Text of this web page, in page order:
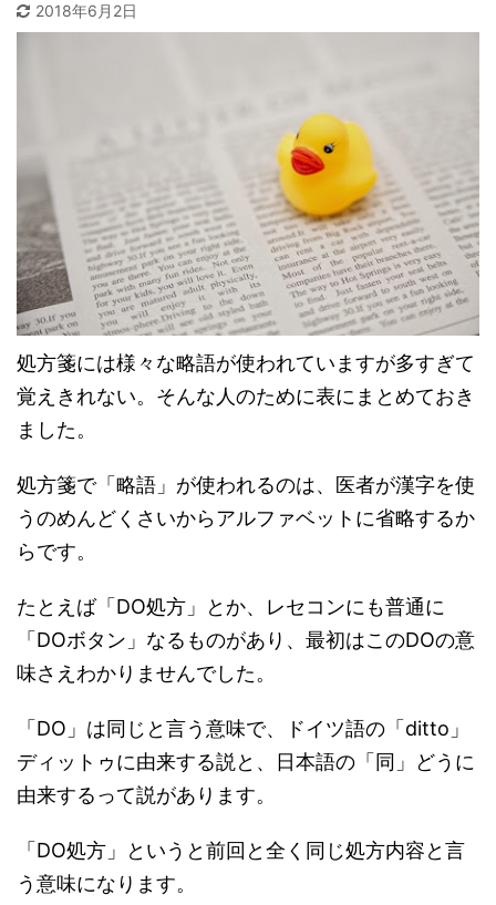
2018年6月2日
処方箋には様々な略語が使われていますが多すぎて
覚えきれない。そんな人のために表にまとめておき
ました。
処方箋で「略語」が使われるのは、医者が漢字を使
うのめんどくさいからアルファベットに省略するか
らです。
たとえば「DO処方」とか、レセコンにも普通に
「DOボタン」なるものがあり、最初はこのDOの意
味さえわかりませんでした。
「DO」は同じと言う意味で、ドイツ語の「ditto」
ディットゥに由来する説と、日本語の「同」どうに
由来するって説があります。
「DO処方」というと前回と全く同じ処方内容と言
う意味になります。